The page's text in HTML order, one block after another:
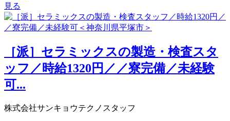
見る
［派］セラミックスの製造・検査スタ
ッフ／時給1320円／／寮完備／未経験
可...
株式会社サンキョウテクノスタッフ